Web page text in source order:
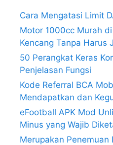
Cara Mengatasi Limit
Motor 1000cc Murah
Kencang Tanpa Harus
50 Perangkat Keras
Penjelasan Fungsi
Kode Referral BCA
Mendapatkan dan
eFootball APK Mod
Minus yang Wajib
Merupakan Penemuan